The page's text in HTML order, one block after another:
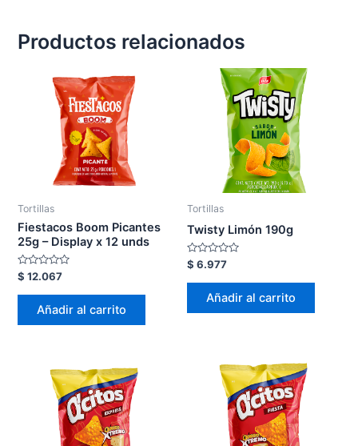
Productos relacionados
Tortillas
Fiestacos Boom Picantes
25g – Display x 12 unds
Valorado
en
0
$ 12.067
Añadir al carrito
Tortillas
Twisty Limón 190g
Valorado
en
0
$ 6.977
Añadir al carrito